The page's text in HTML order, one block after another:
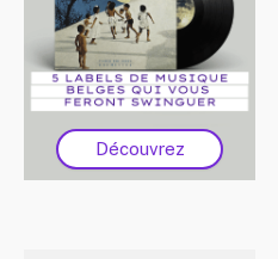
Découvrez